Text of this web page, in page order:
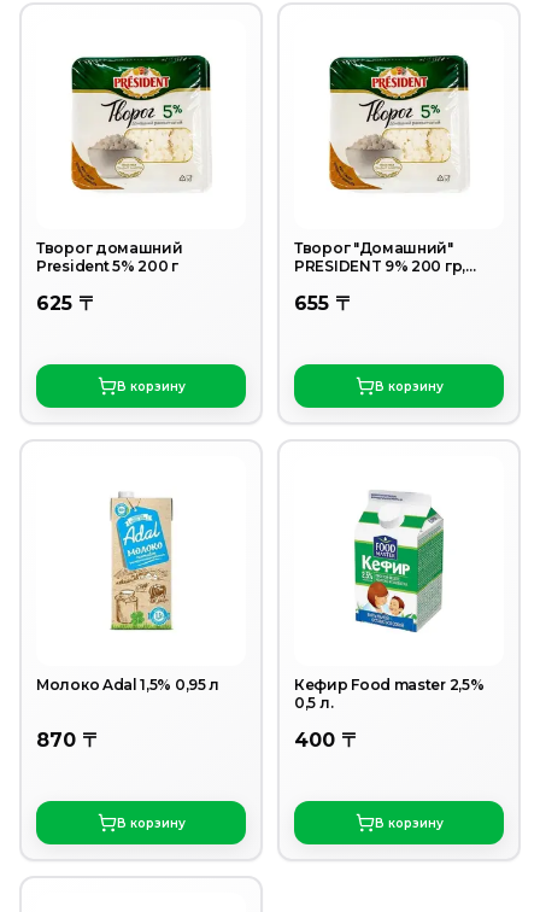
Творог домашний
President 5% 200 г
625 〒
В корзину
Творог "Домашний"
PRESIDENT 9% 200 гр,
655 〒
В корзину
Молоко Adal 1,5% 0,95 л
870 〒
В корзину
Кефир Food master 2,5%
0,5 л.
400 〒
В корзину